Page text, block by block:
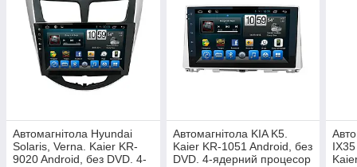
Автомагнітола Hyundai
Solaris, Verna. Kaier KR-
9020 Android, без DVD. 4-
Автомагнітола KIA K5.
Kaier KR-1051 Android, без
DVD. 4-ядерний процесор